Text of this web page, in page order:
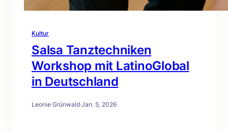
Kultur
Salsa Tanztechniken
Workshop mit LatinoGlobal
in Deutschland
Leonie Grünwald·Jan. 5, 2026